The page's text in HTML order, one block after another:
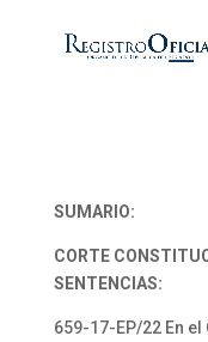
SUMARIO:
CORTE
SENTENCIAS:
659-17-EP/22 En